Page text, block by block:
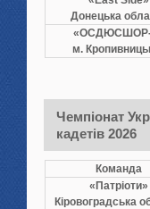
Донецька
«ОСДЮСШОР-
м.
Чемпіонат
кадетів 2026
Команда
«Патріоти»
Кіровоградська